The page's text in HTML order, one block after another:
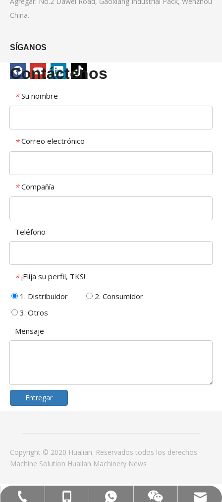
China.
Tel:+86-577-88627766
Mob: +86-18858715170
WA: 0086 18858715170
Veloz
Correo electrónico: hl@hualian.biz
SÍGANOS
Contáctenos
* Su nombre
* Correo electrónico
* Compañía
Teléfono
* ¡Elija su perfil, TKS!
1. Distribuidor
2. Consumidor
3. Otros
Mensaje
Entregar
Copyright © 2020 Hualian. Reservados todos los derechos.
Machine Solution Hualian Machinery News